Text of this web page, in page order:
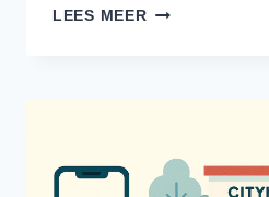
LEES MEERSAMENWERKEN
EN
CORNELISSEN